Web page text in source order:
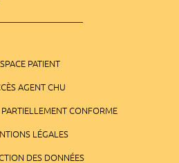
PATIENT
AGENT CHU
PARTIELLEMENT CONFORME
LÉGALES
DES DONNÉES